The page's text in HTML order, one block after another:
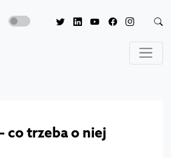
co trzeba o niej